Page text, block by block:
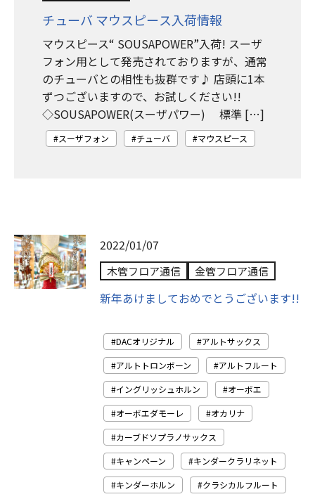
チューバ マウスピース入荷情報
マウスピース“ SOUSAPOWER”入荷! スーザ
フォン用として発売されておりますが、通常
のチューバとの相性も抜群です♪ 店頭に1本
ずつございますので、お試しください!!
◇SOUSAPOWER(スーザパワー) 標準 […]
スーザフォン チューバ マウスピース
2022/01/07
木管フロア通信 金管フロア通信
新年あけましておめでとうございます!!
DACオリジナル
アルトサックス
アルトトロンボーン
アルトフルート
イングリッシュホルン
オーボエ
オーボエダモーレ
オカリナ
カーブドソプラノサックス
キャンペーン
キンダークラリネット
キンダーホルン
クラシカルフルート